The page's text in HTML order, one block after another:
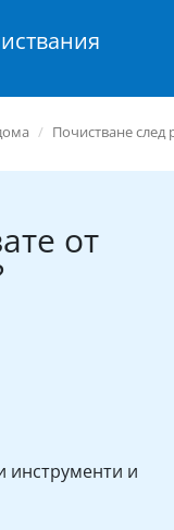
Почистване след
от
инструменти и